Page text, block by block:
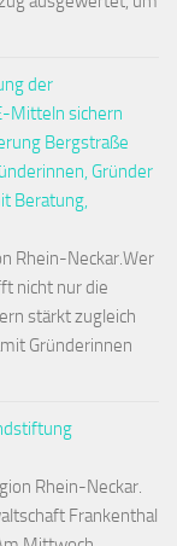
der
Mitteln sichern
Bergstraße
Gründer
Beratung,
Rhein-Neckar.Wer
nicht nur die
stärkt zugleich
Gründerinnen
Rhein-Neckar.
Frankenthal